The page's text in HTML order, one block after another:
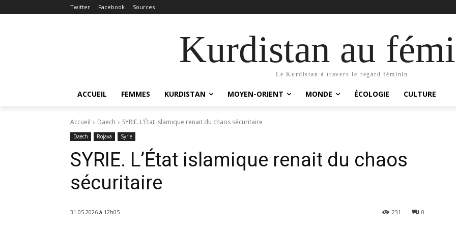
Twitter Facebook Sources
Kurdistan au
Le Kurdistan à travers le regard féminin
ACCUEIL FEMMES KURDISTAN MOYEN-ORIENT MONDE ÉCOLOGIE CULTURE
Accueil Daech SYRIE. L’État islamique renait du chaos sécuritaire
Daech Rojava Syrie
SYRIE. L’État islamique renait du chaos
sécuritaire
31.05.2026 à 12h05 0
231